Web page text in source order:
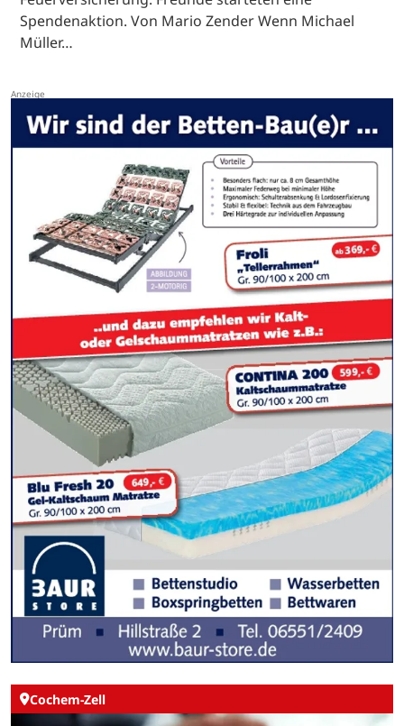
Spendenaktion. Von Mario Zender Wenn Michael
Müller…
Cochem-Zell